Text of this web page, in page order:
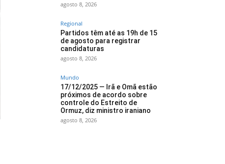
agosto 8, 2026
Regional
Partidos têm até as 19h de 15
de agosto para registrar
candidaturas
agosto 8, 2026
Mundo
17/12/2025 — Irã e Omã estão
próximos de acordo sobre
controle do Estreito de
Ormuz, diz ministro iraniano
agosto 8, 2026